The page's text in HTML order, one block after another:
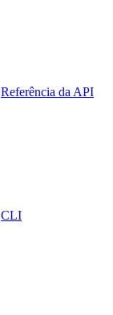
Referência da API
CLI